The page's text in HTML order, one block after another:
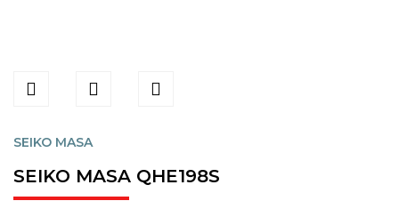
SEIKO MASA
SEIKO MASA QHE198S